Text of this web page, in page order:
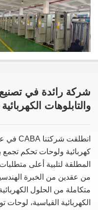
شركة رائدة في تصنيع
والتابلوهات الكهربائية
كهربائية ولوحات تحكم تجمع
المطلقة لتلبية أعلى
من عقدين من الخبرة
متكاملة من الحلول
الكهربائية القياسية،